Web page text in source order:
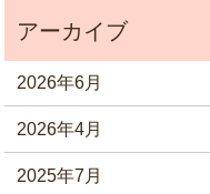
2026年6月
2026年4月
2025年7月